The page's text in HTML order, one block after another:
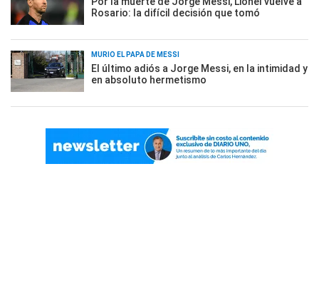
Rosario: la difícil decisión que tomó
MURIÓ EL PAPÁ DE MESSI
El último adiós a Jorge Messi, en la intimidad y
en absoluto hermetismo